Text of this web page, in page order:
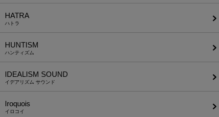
HATRA
ハトラ
HUNTISM
ハンティズム
IDEALISM SOUND
イデアリズム サウンド
Iroquois
イロコイ